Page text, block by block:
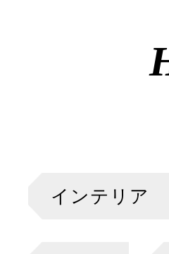
インテリア